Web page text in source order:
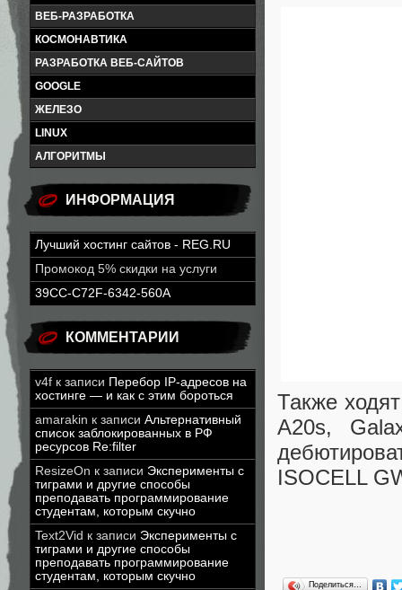
ВЕБ-РАЗРАБОТКА
КОСМОНАВТИКА
РАЗРАБОТКА ВЕБ-САЙТОВ
GOOGLE
ЖЕЛЕЗО
LINUX
АЛГОРИТМЫ
ИНФОРМАЦИЯ
Лучший хостинг сайтов - REG.RU
Промокод 5% скидки на услуги
39CC-C72F-6342-560A
КОММЕНТАРИИ
v4f к записи Перебор IP-адресов на
хостинге — и как с этим бороться
amarakin к записи Альтернативный
список заблокированных в РФ
ресурсов Re:filter
ResizeOn к записи Эксперименты с
тиграми и другие способы
преподавать программирование
студентам, которым скучно
Text2Vid к записи Эксперименты с
тиграми и другие способы
преподавать программирование
студентам, которым скучно
Также
A20s,
ISOCELL
Поделиться…